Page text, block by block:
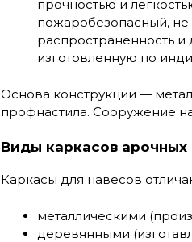
прочностью и
пожаробезопасный,
распространенность
изготовленную по
Основа конструкции —
профнастила. Сооружение
Виды каркасов
Каркасы для навесов
металлическими
деревянными